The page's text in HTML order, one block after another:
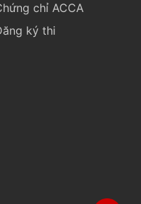
chỉ ACCA
ký thi